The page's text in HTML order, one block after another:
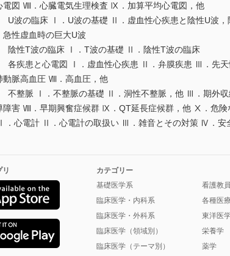
電図 Ⅷ．心臓電気生理検査 Ⅸ．加算平均心電図，他
U波の臨床 Ⅰ．U波の基礎 Ⅱ．虚血性心疾患と陰性U波
性虚血時の巨大U波
陰性T波の臨床 Ⅰ．T波の基礎 Ⅱ．陰性T波の臨床
各疾患と心電図 Ⅰ．虚血性心疾患 Ⅱ．弁膜疾患 Ⅲ．先
動脈高血圧 Ⅷ．高血圧，他
不整脈 Ⅰ．不整脈の基礎 Ⅱ．洞性不整脈，他 Ⅲ．期外
障害 Ⅷ．早期興奮症候群 Ⅸ．QT延長症候群，他 Ⅹ．危
．心電計 Ⅱ．心電計の取扱い Ⅲ．雑音とその対策 Ⅳ．安
リ
カテゴリー
基礎医学系
臨床医学・内科系
臨床医学・外科系
臨床医学（領域別）
臨床医学（テーマ別）
看護教
各種医
東洋医
栄養学
薬学